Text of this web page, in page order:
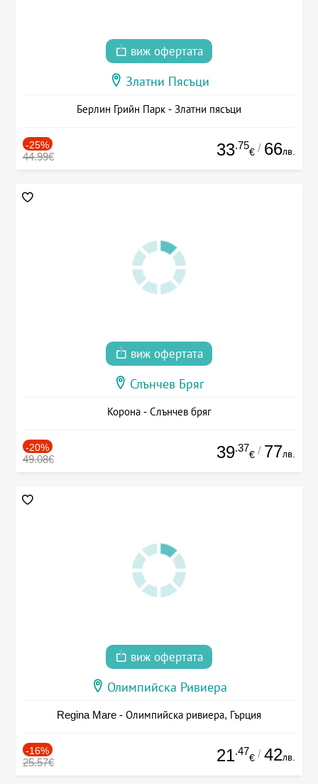
виж офертата
Златни Пясъци
Берлин Грийн Парк - Златни пясъци
-25%
44.99€ 33.75
€ / 66лв.
виж офертата
Слънчев Бряг
Корона - Слънчев бряг
-20%
49.08€ 39.37
€ / 77лв.
виж офертата
Олимпийска Ривиера
Regina Mare - Олимпийска ривиера, Гърция
-16%
25.57€ 21.47
€ / 42лв.